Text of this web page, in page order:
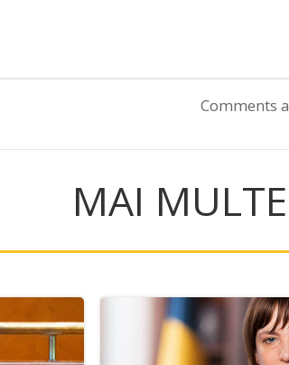
Comments
MAI